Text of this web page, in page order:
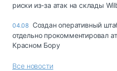
риски из-за атак на склады
04.08 Создан оперативный
отдельно прокомментировал
Красном Бору
Все новости